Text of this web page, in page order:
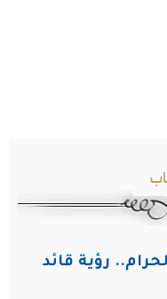
رؤية قائد